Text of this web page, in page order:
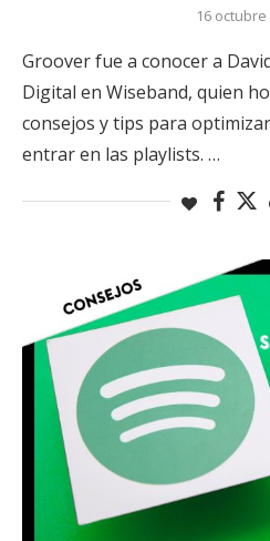
16 octubre
Groover fue a conocer a
Digital en Wiseband, quien
consejos y tips para
entrar en las playlists. …